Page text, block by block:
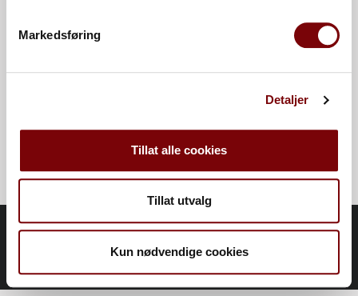
Markedsføring
Detaljer
Tillat alle cookies
Tillat utvalg
Kun nødvendige cookies
© Containergruppen AS 2026
Personvern
Web, SEO and 3D byCoreCom Digitalbyrå Hamar,
Norge